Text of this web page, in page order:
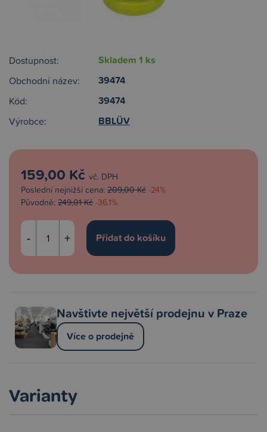
Dostupnost: Skladem 1 ks
Obchodní název: 39474
Kód: 39474
Výrobce: BBLÜV
159,00 Kč vč. DPH
Poslední nejnižší cena: 209,00 Kč -24%
Původně: 249,01 Kč -36.1%
- +
Navštivte největší prodejnu v Praze
Více o prodejně
Varianty